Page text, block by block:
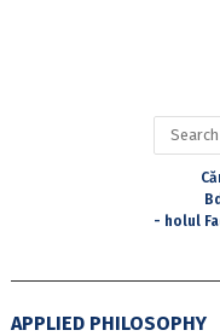
Search
for:
- holul
APPLIED PHILOSOPHY